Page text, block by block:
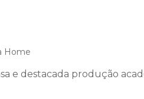
Home
e destacada produção